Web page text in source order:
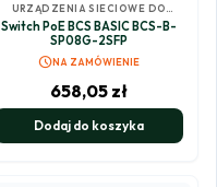
URZĄDZENIA SIECIOWE DO
MONITORINGU
Switch PoE BCS BASIC BCS-B-
SP08G-2SFP
scheduleNA ZAMÓWIENIE
658,05 zł
Dodaj do koszyka